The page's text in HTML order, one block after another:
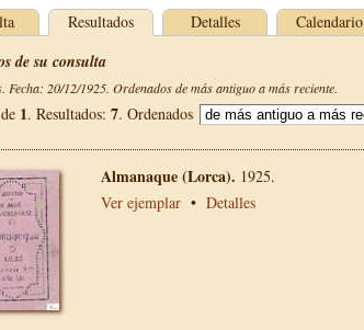
Resultados Detalles Calendario
de su consulta
Fecha: 20/12/1925. Ordenados de más antiguo a más reciente.
de 1. Resultados: 7. Ordenados
Almanaque (Lorca). 1925.
Ver ejemplar • Detalles